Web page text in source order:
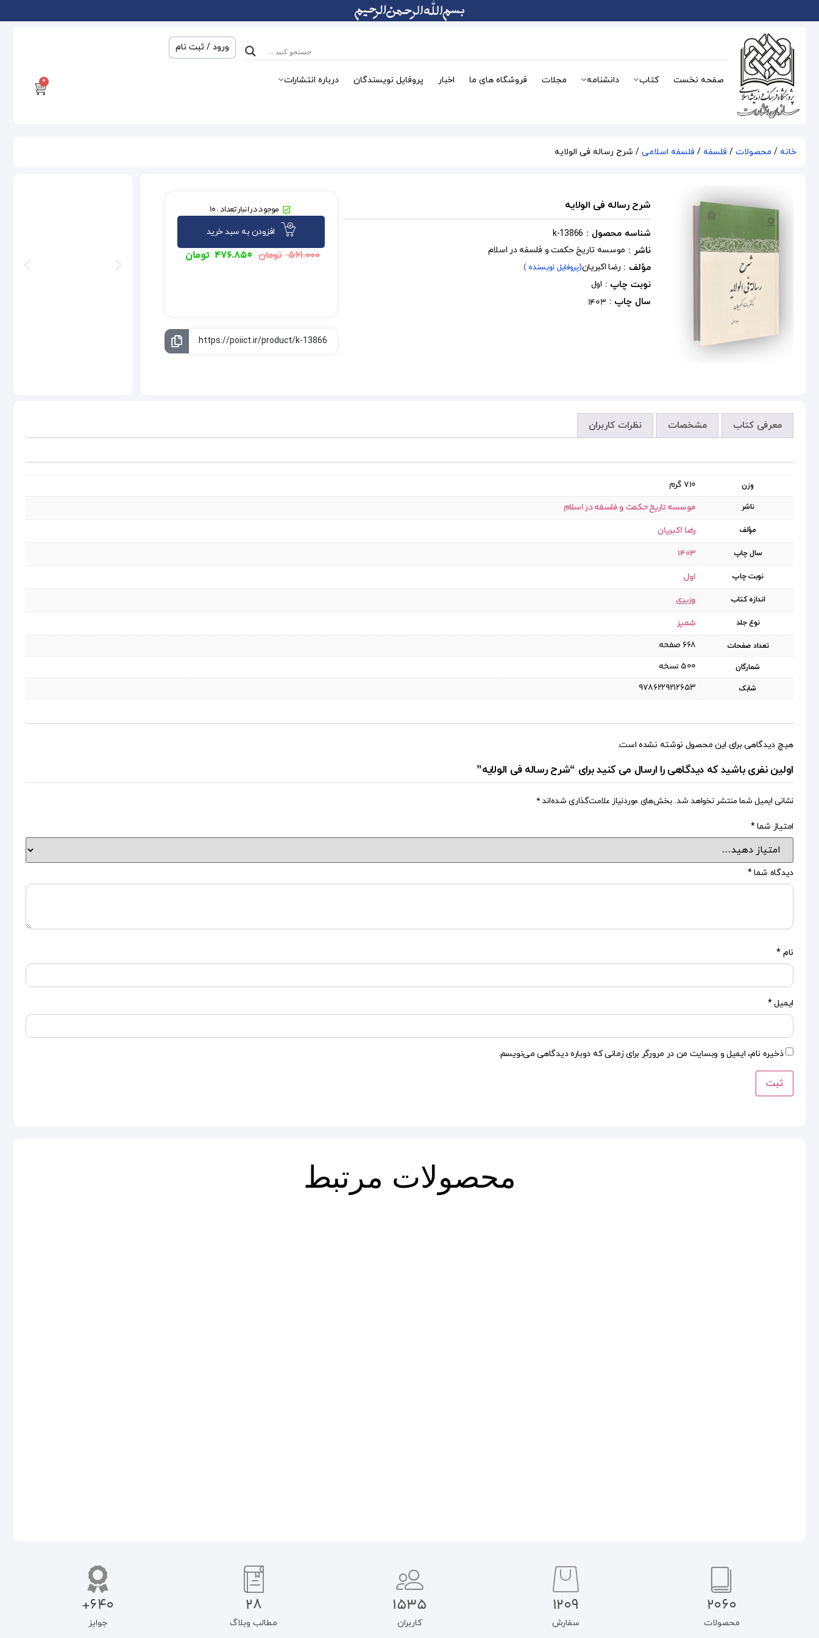
ورود / ثبت نام
صفحه نخست کتاب دانشنامه مجلات فروشگاه های ما اخبار پروفایل نویسندگان درباره انتشارات 0
خانه / محصولات / فلسفه / فلسفه اسلامی / شرح رساله فی الولایه
شرح رساله فی الولایه
شناسه محصول : k-13866
ناشر : موسسه تاریخ حکمت و فلسفه در اسلام
مؤلف : رضا اکبریان(پروفایل نویسنده )
نوبت چاپ : اول
سال چاپ : 1403
موجود در انبارتعداد : 10
افزودن به سبد خرید
۵۶۱.۰۰۰ تومان ۴۷۶.۸۵۰ تومان
معرفی کتاب مشخصات نظرات کاربران
وزن 710 گرم
ناشر موسسه تاریخ حکمت و فلسفه در اسلام
مؤلف رضا اکبریان
سال چاپ 1403
نوبت چاپ اول
اندازه کتاب وزیری
نوع جلد شمیز
تعداد صفحات ۶۶۸ صفحه
شمارگان ۵۰۰ نسخه
شابک 9786229212653
هیچ دیدگاهی برای این محصول نوشته نشده است.
اولین نفری باشید که دیدگاهی را ارسال می کنید برای “شرح رساله فی الولایه”
نشانی ایمیل شما منتشر نخواهد شد. بخش‌های موردنیاز علامت‌گذاری شده‌اند*
امتیاز شما*
دیدگاه شما*
نام *
ایمیل*
ذخیره نام، ایمیل و وبسایت من در مرورگر برای زمانی که دوباره دیدگاهی می‌نویسم.
محصولات مرتبط
2060
محصولات
1209
سفارش
1535
کاربران
28
مطالب وبلاگ
640+
جوایز